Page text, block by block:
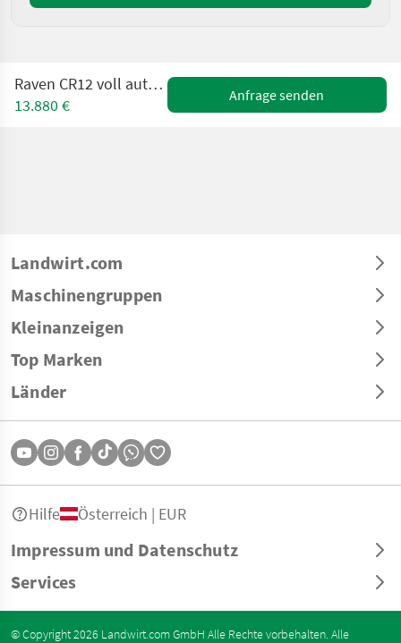
Raven CR12 voll autom. Spurführsystem
13.880 €
Anfrage senden
Landwirt.com
Maschinengruppen
Kleinanzeigen
Top Marken
Länder
Impressum und Datenschutz
Services
Hilfe Österreich | EUR
© Copyright 2026 Landwirt.com GmbH Alle Rechte vorbehalten. Alle